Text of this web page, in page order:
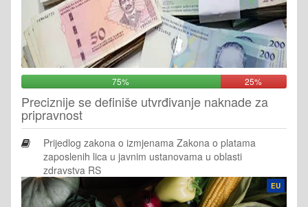
75% 25%
Preciznije se definiše utvrđivanje naknade za
pripravnost
Prijedlog zakona o izmjenama Zakona o platama
zaposlenih lica u javnim ustanovama u oblasti
zdravstva RS
EU